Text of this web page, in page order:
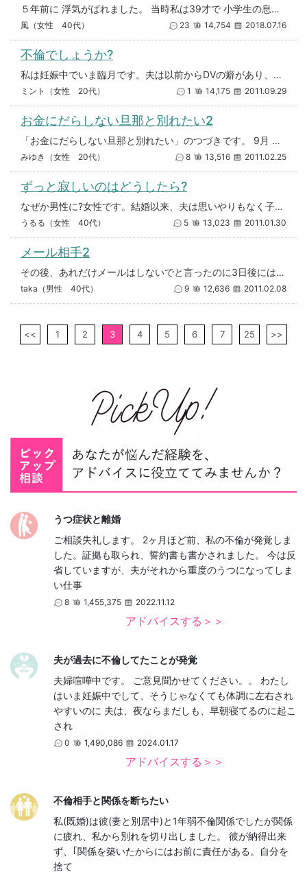
５年前に 浮気がばれました。 当時私は39才で 小学生の息子が二人おりました。修復しようと 夫婦で なんとか乗り越えてい
風（女性 40代） 23 14,754 2018.07.16
不倫でしょうか?
私は妊娠中でいま臨月です。夫は以前からDVの癖があり、お金がいるときや、自分の思い通りにいかないとすぐにキレて家をめちゃ
ミント（女性 20代） 1 14,175 2011.09.29
お金にだらしない旦那と別れたい2
「お金にだらしない旦那と別れたい」のつづきです。 9月 知り合いに頼み込み、職に就いたようです。 10月 携帯代が
みゆき（女性 20代） 8 13,516 2011.02.25
ずっと寂しいのはどうしたら?
なぜか男性に?女性です。結婚以来、夫は思いやりもなく子供たちへの愛情表現もなく寂しくて寂しくて、何回も寂しいと言ってもダ
うるる（女性 40代） 5 13,023 2011.01.30
メール相手2
その後、あれだけメールはしないでと言ったのに3日後には相手からメールが来て、ついつい返事をしている妻。なんだかなめられて
taka（男性 40代） 9 12,636 2011.02.08
<< 1 2 3 4 5 6 7 25 >>
うつ症状と離婚
ご相談失礼します。 2ヶ月ほど前、私の不倫が発覚しま
した。証拠も取られ、誓約書も書かされました。 今は反
省していますが、夫がそれから重度のうつになってしま
い仕事
8 1,455,375 2022.11.12
アドバイスする＞＞
夫が過去に不倫してたことが発覚
夫婦喧嘩中です。 ご意見聞かせてください。。 わたし
はいま妊娠中でして、そうじゃなくても体調に左右され
やすいのに 夫は、夜ならまだしも、早朝寝てるのに起こ
され
0 1,490,086 2024.01.17
アドバイスする＞＞
不倫相手と関係を断ちたい
私(既婚)は彼(妻と別居中)と1年弱不倫関係でしたが関係
に疲れ、私から別れを切り出しました。 彼が納得出来
ず、｢関係を築いたからにはお前に責任がある。自分を
捨て